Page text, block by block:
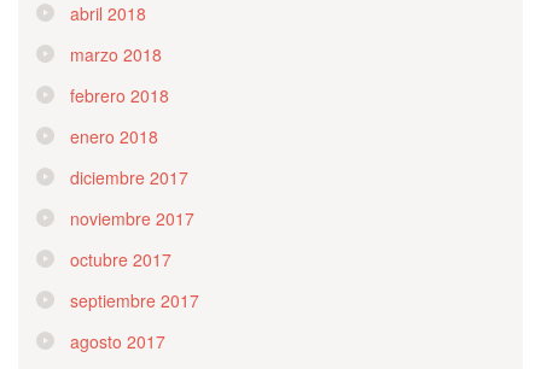
abril 2018
marzo 2018
febrero 2018
enero 2018
diciembre 2017
noviembre 2017
octubre 2017
septiembre 2017
agosto 2017